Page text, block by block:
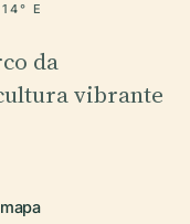
E
da
vibrante